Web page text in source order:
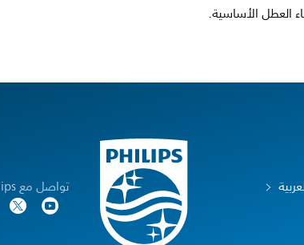
العطل الأساسية.
تواصل مع Philips